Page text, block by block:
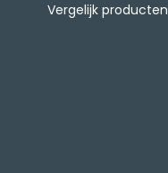
Vergelijk producten